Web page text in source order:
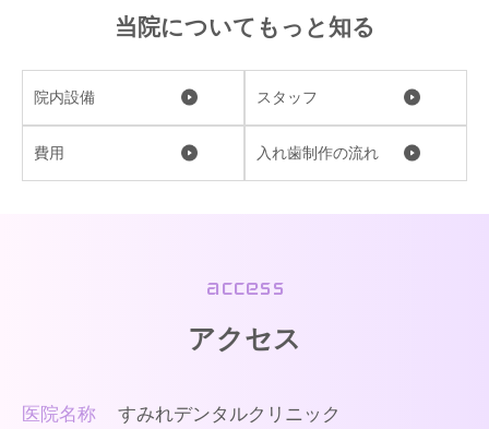
当院についてもっと知る
院内設備 スタッフ
費用 入れ歯制作の流れ
access
アクセス
医院名称 すみれデンタルクリニック